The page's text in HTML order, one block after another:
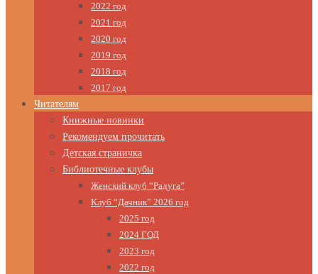
2022 год
2021 год
2020 год
2019 год
2018 год
2017 год
Читателям
Книжные новинки
Рекомендуем прочитать
Детская страничка
Библиотечные клубы
Женский клуб “Радуга”
Клуб “Дачник” 2026 год
2025 год
2024 ГОД
2023 год
2022 год